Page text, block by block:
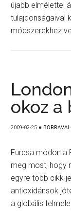
újabb elmélettel
tulajdonságaival
módszerekhez
okoz a
2009-02-25 ●
Furcsa módon a
meg most, hogy
egyre több cikk
antioxidánsok
a globális